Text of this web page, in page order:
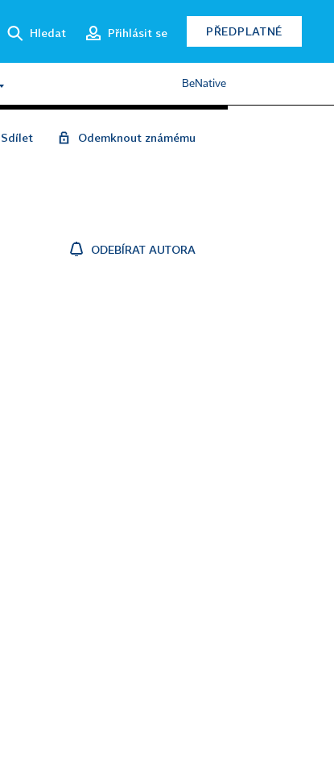
Hledat Přihlásit se PŘEDPLATNÉ
BeNative
Sdílet Odemknout známému
ODEBÍRAT AUTORA